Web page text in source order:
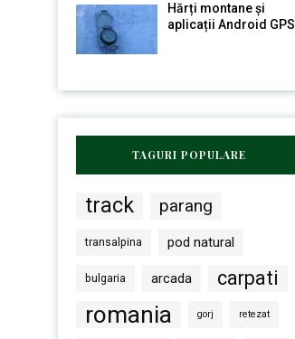
Hărți montane și
aplicații Android GPS
TAGURI POPULARE
track parang
transalpina pod natural
bulgaria arcada carpati
romania gorj retezat